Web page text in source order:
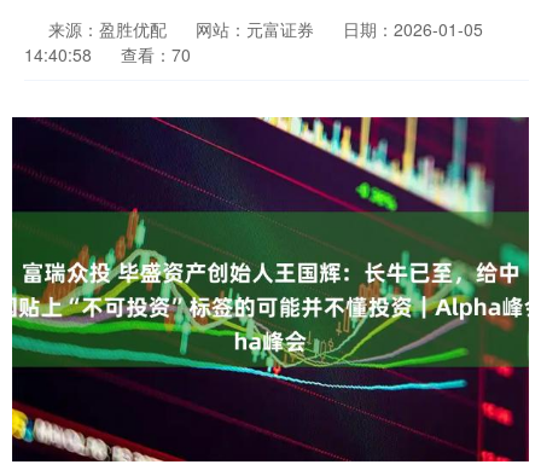
来源：盈胜优配 网站：元富证券
日期：2026-01-05
14:40:58
查看：70